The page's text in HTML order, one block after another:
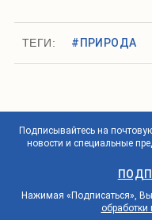
ТЕГИ: #ПРИРОДА
Подписывайтесь на
новости и специальные
Нажимая «Подписаться», Вы